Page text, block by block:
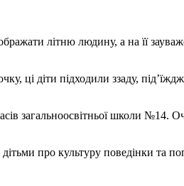
літню людину, а на її
ці діти підходили ззаду,
загальноосвітньої школи
про культуру поведінки та